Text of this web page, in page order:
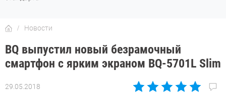
Новости
BQ выпустил новый безрамочный
смартфон с ярким экраном BQ-5701L Slim
29.05.2018
Автор: